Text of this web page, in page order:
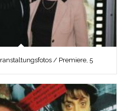
/ Premiere, 5